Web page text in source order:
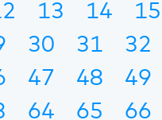
13 14 15
30 31 32
47 48 49
64 65 66